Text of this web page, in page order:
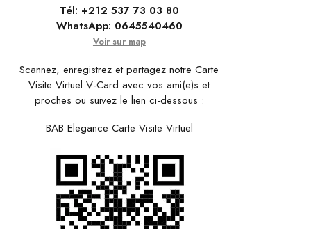
Tél: +212 537 73 03 80
WhatsApp: 0645540460
Voir sur map
Scannez, enregistrez et partagez notre Carte
Visite Virtuel V-Card avec vos ami(e)s et
proches ou suivez le lien ci-dessous :
BAB Elegance Carte Visite Virtuel